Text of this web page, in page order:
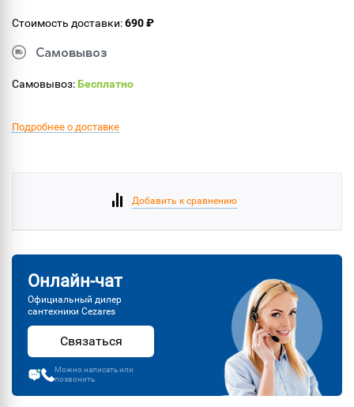
Стоимость доставки:690 ₽
Самовывоз
Самовывоз:Бесплатно
Подробнее о доставке
Добавить к сравнению
Онлайн-чат
Официальный дилер
сантехники Cezares
Связаться
Можно написать или
позвонить